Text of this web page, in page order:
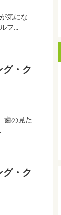
気にな
フ…
・ク
歯の見た
・ク